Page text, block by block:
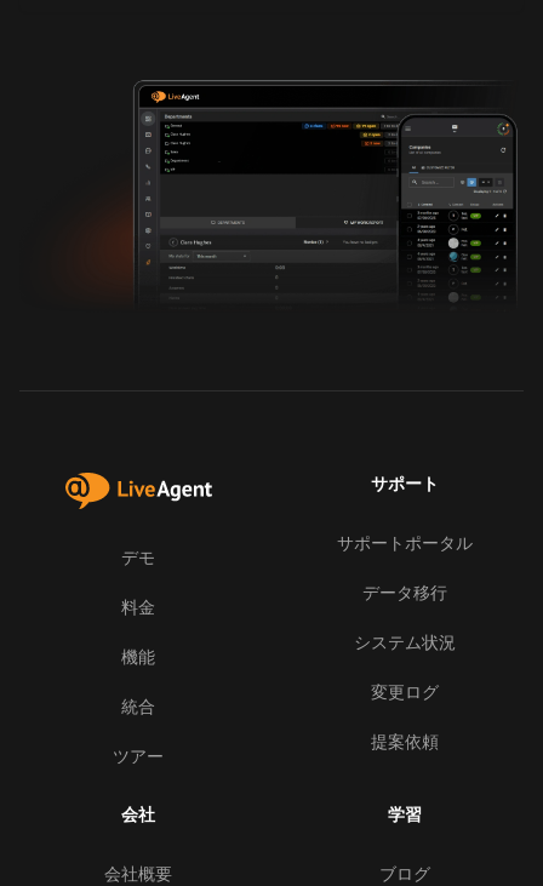
デモ
料金
機能
統合
ツアー
サポート
サポートポータル
データ移行
システム状況
変更ログ
提案依頼
会社
会社概要
学習
ブログ